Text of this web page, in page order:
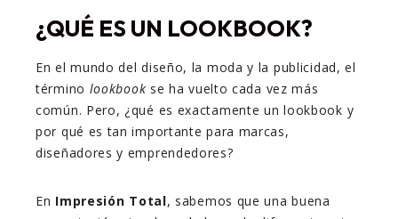
¿QUÉ ES UN LOOKBOOK?
En el mundo del diseño, la moda y la publicidad, el
término lookbook se ha vuelto cada vez más
común. Pero, ¿qué es exactamente un lookbook y
por qué es tan importante para marcas,
diseñadores y emprendedores?
En Impresión Total, sabemos que una buena